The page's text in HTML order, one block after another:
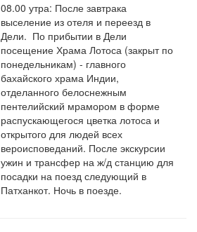
08.00 утра: После завтрака
выселение из отеля и переезд в
Дели. По прибытии в Дели
посещение Храма Лотоса (закрыт по
понедельникам) - главного
бахайского храма Индии,
отделанного белоснежным
пентелийский мрамором в форме
распускающегося цветка лотоса и
открытого для людей всех
вероисповеданий. После экскурсии
ужин и трансфер на ж/д станцию для
посадки на поезд следующий в
Патханкот. Ночь в поезде.